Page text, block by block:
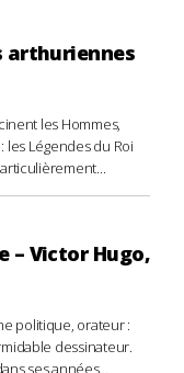
arthuriennes
les Hommes,
Légendes du Roi
– Victor Hugo,
politique, orateur :
dessinateur.
ses années...